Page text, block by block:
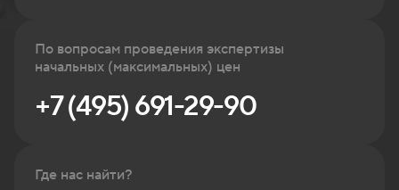
По вопросам проведения экспертизы
начальных (максимальных) цен
+7 (495) 691-29-90
Где нас найти?